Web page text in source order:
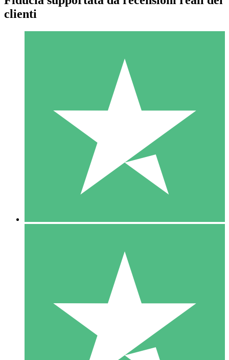
Pacchetti di Crediti Individuali
Paga a consumo con crediti di download. Nessun impegno
1 Download
10
US$1500
10 Download
20
clienti